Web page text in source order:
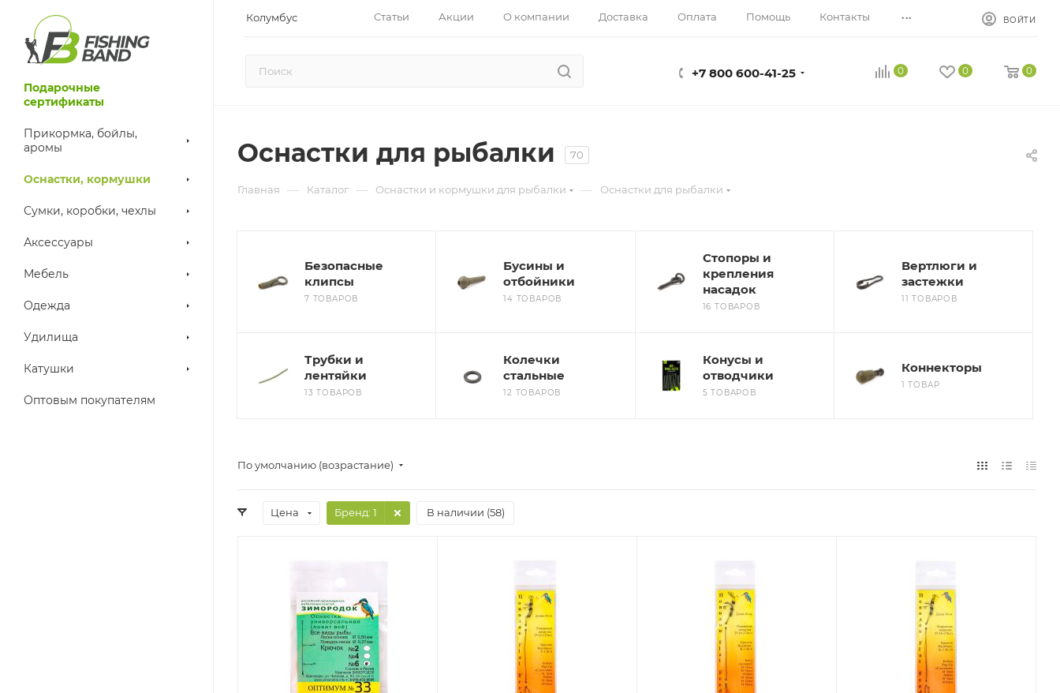
Колумбус Статьи Акции О компании Доставка Оплата Помощь Контакты ... ВОЙТИ
+7 800 600-41-25 0 0 0
Подарочные
сертификаты
Прикормка, бойлы,
аромы
Оснастки, кормушки
Сумки, коробки, чехлы
Аксессуары
Мебель
Одежда
Удилища
Катушки
Оптовым покупателям
Оснастки для рыбалки 70
Главная — Каталог — Оснастки и кормушки для рыбалки — Оснастки для рыбалки
Безопасные
клипсы
7 ТОВАРОВ
Бусины и
отбойники
14 ТОВАРОВ
Стопоры и
крепления
насадок
16 ТОВАРОВ
Вертлюги и
застежки
11 ТОВАРОВ
Трубки и
лентяйки
13 ТОВАРОВ
Колечки
стальные
12 ТОВАРОВ
Конусы и
отводчики
5 ТОВАРОВ
Коннекторы
1 ТОВАР
По умолчанию (возрастание)
Цена Бренд: 1 В наличии (58)